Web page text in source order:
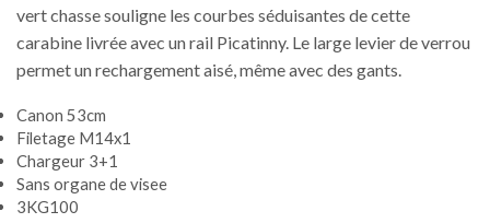
vert chasse souligne les courbes séduisantes de cette
carabine livrée avec un rail Picatinny. Le large levier de verrou
permet un rechargement aisé, même avec des gants.
Canon 53cm
Filetage M14x1
Chargeur 3+1
Sans organe de visee
3KG100